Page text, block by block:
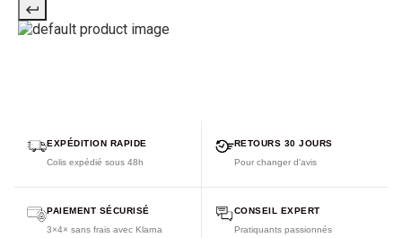
EXPÉDITION RAPIDE
Colis expédié sous 48h
RETOURS 30 JOURS
Pour changer d'avis
PAIEMENT SÉCURISÉ
3×4× sans frais avec Klarna
CONSEIL EXPERT
Pratiquants passionnés